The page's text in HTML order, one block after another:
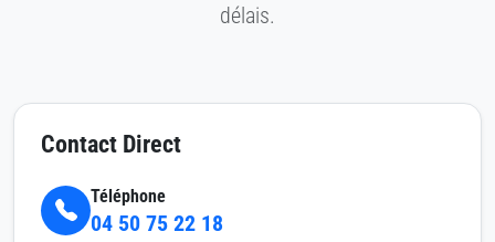
délais.
Contact Direct
Téléphone
04 50 75 22 18